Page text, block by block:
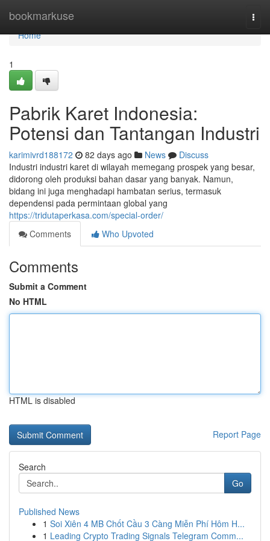
bookmarkuse
Home
Home
1
Pabrik Karet Indonesia:
Potensi dan Tantangan Industri
karimivrd188172 82 days ago News
Discuss
Industri industri karet di wilayah memegang prospek yang besar,
didorong oleh produksi bahan dasar yang banyak. Namun,
bidang ini juga menghadapi hambatan serius, termasuk
dependensi pada permintaan global yang
https://tridutaperkasa.com/special-order/
Comments
Who Upvoted
Comments
Submit a Comment
No HTML
HTML is disabled
Report Page
Search
Go
Published News
1 Soi Xiên 4 MB Chốt Cầu 3 Càng Miễn Phí Hôm H...
1 Leading Crypto Trading Signals Telegram Comm...